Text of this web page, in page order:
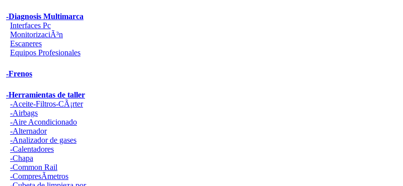
-Diagnosis Multimarca
Interfaces Pc
MonitorizaciÃ³n
Escaneres
Equipos Profesionales
-Frenos
-Herramientas de taller
-Aceite-Filtros-CÃ¡rter
-Airbags
-Aire Acondicionado
-Alternador
-Analizador de gases
-Calentadores
-Chapa
-Common Rail
-CompresÃ­metros